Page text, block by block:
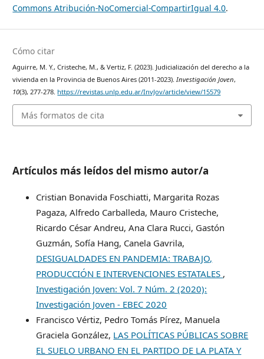
Commons Atribución-NoComercial-CompartirIgual 4.0.
Cómo citar
Aguirre, M. Y., Cristeche, M., & Vertiz, F. (2023). Judicialización del derecho a la
vivienda en la Provincia de Buenos Aires (2011-2023).Investigación Joven,
10(3), 277-278. https://revistas.unlp.edu.ar/InvJov/article/view/15579
Más formatos de cita
Artículos más leídos del mismo autor/a
Cristian Bonavida Foschiatti, Margarita Rozas
Pagaza, Alfredo Carballeda, Mauro Cristeche,
Ricardo César Andreu, Ana Clara Rucci, Gastón
Guzmán, Sofía Hang, Canela Gavrila,
DESIGUALDADES EN PANDEMIA: TRABAJO,
PRODUCCIÓN E INTERVENCIONES ESTATALES ,
Investigación Joven: Vol. 7 Núm. 2 (2020):
Investigación Joven - EBEC 2020
Francisco Vértiz, Pedro Tomás Pírez, Manuela
Graciela González, LAS POLÍTICAS PÚBLICAS SOBRE
EL SUELO URBANO EN EL PARTIDO DE LA PLATA Y